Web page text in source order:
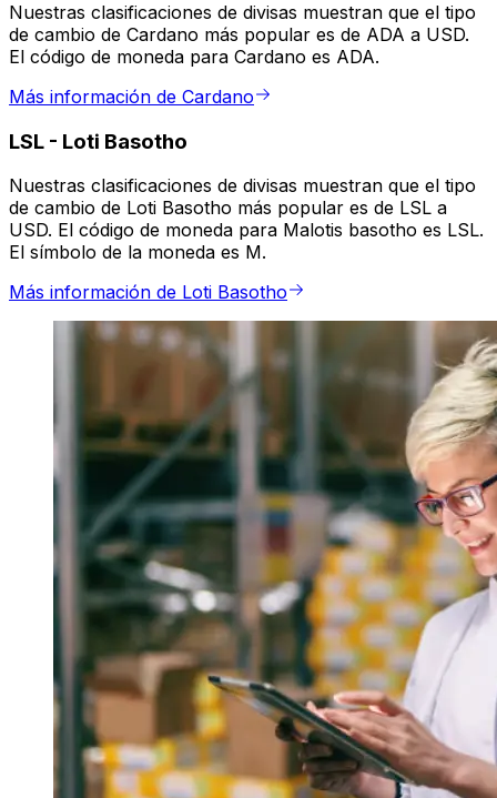
Nuestras clasificaciones de divisas muestran que el tipo
de cambio de Cardano más popular es de ADA a USD.
El código de moneda para Cardano es ADA.
Más información de Cardano
LSL - Loti Basotho
Nuestras clasificaciones de divisas muestran que el tipo
de cambio de Loti Basotho más popular es de LSL a
USD. El código de moneda para Malotis basotho es LSL.
El símbolo de la moneda es M.
Más información de Loti Basotho